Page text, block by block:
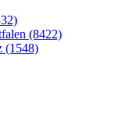
(8422)
(1548)